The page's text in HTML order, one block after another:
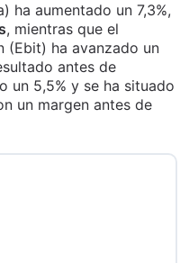
ha aumentado un 7,3%,
, mientras que el
(Ebit) ha avanzado un
antes de
un 5,5% y se ha situado
un margen antes de